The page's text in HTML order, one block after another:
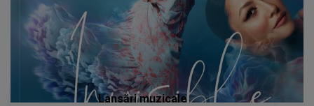
Lansări muzicale